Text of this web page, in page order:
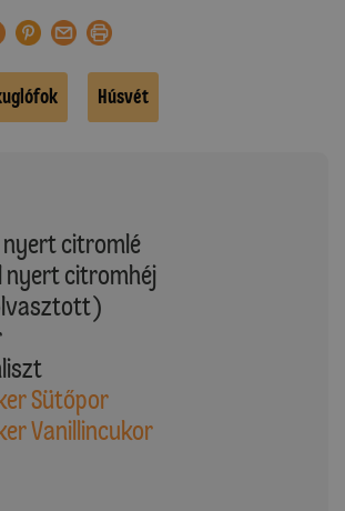
Húsvét
citromlé
nyert citromhéj
Sütőpor
Vanillincukor